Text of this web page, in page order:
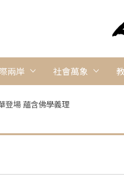
兩岸 社會萬象
登場 蘊含佛學義理